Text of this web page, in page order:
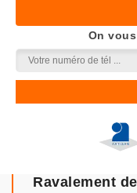
On
Ravalement